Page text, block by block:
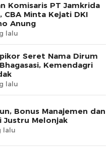
Komisaris PT Jamkrida
Minta Kejati DKI
Anung
lalu
Seret Nama Dirum
Kemendagri
lalu
Bonus Manajemen dan
Justru Melonjak
lalu